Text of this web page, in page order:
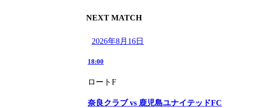
NEXT MATCH
2026年8月16日
18:00
ロートF
奈良クラブ vs 鹿児島ユナイテッドFC